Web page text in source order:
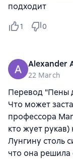
подходит
1 0
Alexander
22 March
Перевод "Пены
Что может
профессора
кто жует
Лунгину столь
что она решила